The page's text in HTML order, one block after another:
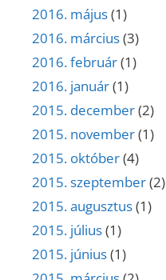
2016. május(1)
2016. március(3)
2016. február(1)
2016. január(1)
2015. december(2)
2015. november(1)
2015. október(4)
2015. szeptember(2)
2015. augusztus(1)
2015. július(1)
2015. június(1)